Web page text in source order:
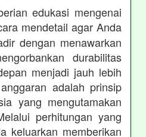
edukasi mengenai
mendetail agar Anda
dengan menawarkan
durabilitas
menjadi jauh lebih
adalah prinsip
yang mengutamakan
perhitungan yang
keluarkan memberikan